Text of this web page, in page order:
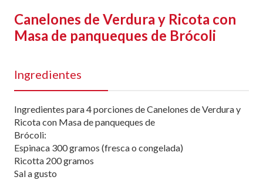
Canelones de Verdura y Ricota con
Masa de panqueques de Brócoli
Ingredientes
Ingredientes para 4 porciones de Canelones de Verdura y
Ricota con Masa de panqueques de
Brócoli:
Espinaca 300 gramos (fresca o congelada)
Ricotta 200 gramos
Sal a gusto